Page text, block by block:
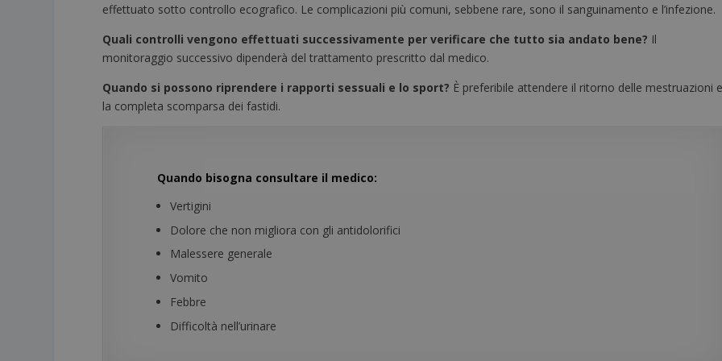
effettuato sotto controllo ecografico. Le complicazioni più comuni, sebbene rare, sono il sanguinamento e l’infezione.
Quali controlli vengono effettuati successivamente per verificare che tutto sia andato bene? Il
monitoraggio successivo dipenderà del trattamento prescritto dal medico.
Quando si possono riprendere i rapporti sessuali e lo sport? È preferibile attendere il ritorno delle mestruazioni e
la completa scomparsa dei fastidi.
Quando bisogna consultare il medico:
Vertigini
Dolore che non migliora con gli antidolorifici
Malessere generale
Vomito
Febbre
Difficoltà nell’urinare